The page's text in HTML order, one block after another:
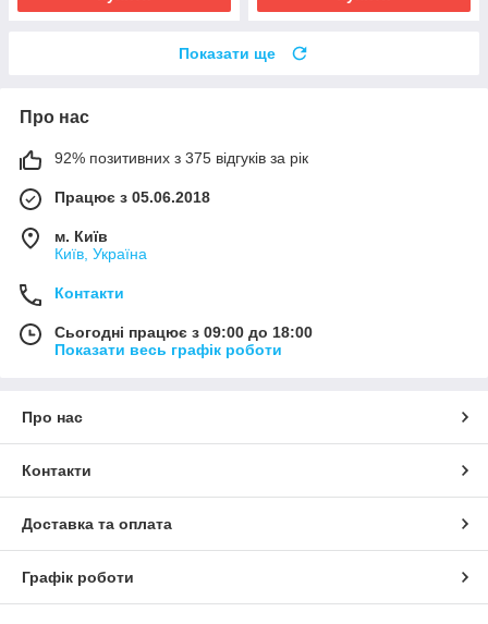
Показати ще
Про нас
92% позитивних з 375 відгуків за рік
Працює з 05.06.2018
м. Київ
Київ, Україна
Контакти
Сьогодні працює з 09:00 до 18:00
Показати весь графік роботи
Про нас
Контакти
Доставка та оплата
Графік роботи